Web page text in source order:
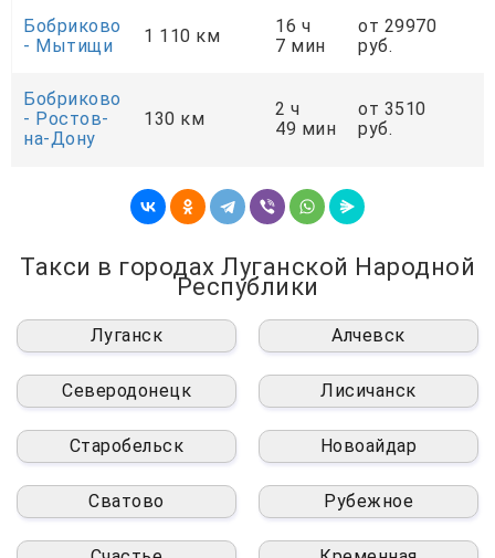
Бобриково
- Мытищи
1 110 км
16 ч
7 мин
от 29970
руб.
Бобриково
- Ростов-
на-Дону
130 км
2 ч
49 мин
от 3510
руб.
Такси в городах Луганской Народной
Республики
Луганск Алчевск
Северодонецк Лисичанск
Старобельск Новоайдар
Сватово Рубежное